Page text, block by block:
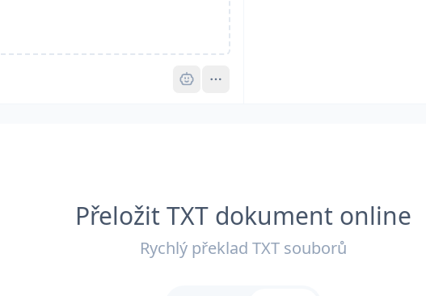
Pro
Přeložit TXT dokument online
Rychlý překlad TXT souborů